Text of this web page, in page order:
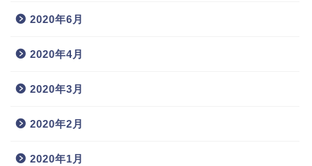
2020年6月
2020年4月
2020年3月
2020年2月
2020年1月